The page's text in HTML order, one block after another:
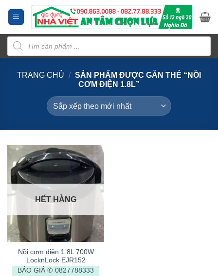
dung
Tìm
kiếm
sản
phẩm
TRANG CHỦ / SẢN PHẨM ĐƯỢC GẮN THẺ “NỒI
CƠM ĐIỆN 1.8L”
HẾT HÀNG
Nồi cơm điện 1.8L 700W
LocknLock EJR152
BÁO GIÁ ✆ 0827788333